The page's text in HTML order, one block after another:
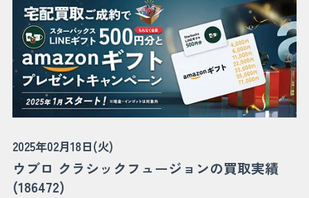
2025年02月18日(火)
ウブロ クラシックフュージョンの買取実績
(186472)